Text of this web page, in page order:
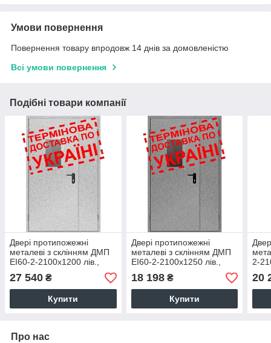
Умови повернення
Повернення товару впродовж 14 днів за домовленістю
Всі умови повернення
Подібні товари компанії
Двері протипожежні
металеві з склінням ДМП
ЕІ60-2-2100x1200 лів.,
ЄвроСтандарт
27 540 ₴
Купити
Двері протипожежні
металеві з склінням ДМП
ЕІ60-2-2100x1250 лів.,
ЄвроСтандарт
18 198₴
Купити
2-
20
Про нас